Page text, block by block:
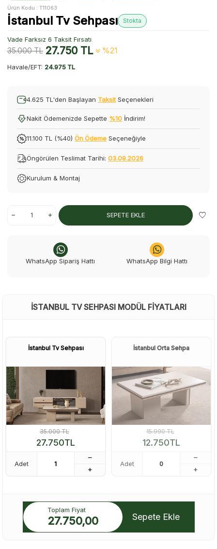
Ürün Kodu : T11063
İstanbul Tv Sehpası Stokta
Vade Farksız 6 Taksit Fırsatı
35.000TL 27.750TL %21
Havale/EFT: 24.975 TL
4.625 TL'den Başlayan Taksit Seçenekleri
Nakit Ödemenizde Sepette %10 İndirim!
11.100 TL (%40) Ön Ödeme Seçeneğiyle
Öngörülen Teslimat Tarihi: 03.09.2026
Kurulum & Montaj
SEPETE EKLE
WhatsApp Sipariş Hattı WhatsApp Bilgi Hattı
İSTANBUL TV SEHPASI MODÜL FIYATLARI
İstanbul Tv Sehpası
35.000TL
27.750TL
Adet
İstanbul Orta Sehpa
15.990TL
12.750TL
Adet
Toplam Fiyat
27.750,00 Sepete Ekle